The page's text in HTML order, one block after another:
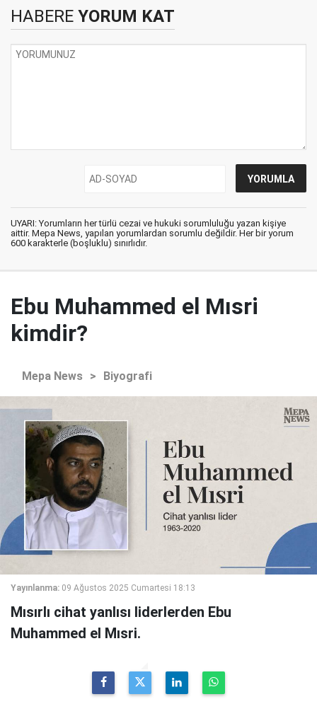
HABERE YORUM KAT
UYARI: Yorumların her türlü cezai ve hukuki sorumluluğu yazan kişiye
aittir. Mepa News, yapılan yorumlardan sorumlu değildir. Her bir yorum
600 karakterle (boşluklu) sınırlıdır.
Ebu Muhammed el Mısri
kimdir?
Mepa News > Biyografi
Yayınlanma: 09 Ağustos 2025 Cumartesi 18:13
Mısırlı cihat yanlısı liderlerden Ebu
Muhammed el Mısri.